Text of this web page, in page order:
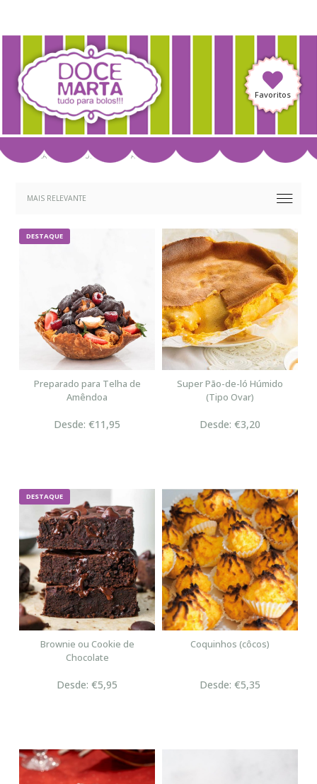
Favoritos
PREPARADOS PARA BOLOS PASTELARIA
DESTAQUE
Preparado para Telha de
Amêndoa
Desde: €11,95
Super Pão-de-ló Húmido
(Tipo Ovar)
Desde: €3,20
DESTAQUE
Brownie ou Cookie de
Chocolate
Desde: €5,95
Coquinhos (côcos)
Desde: €5,35